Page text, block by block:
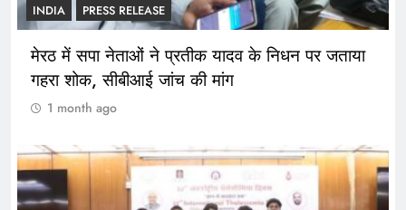
INDIA PRESS RELEASE
मेरठ में सपा नेताओं ने प्रतीक यादव के निधन पर जताया
गहरा शोक, सीबीआई जांच की मांग
1 month ago